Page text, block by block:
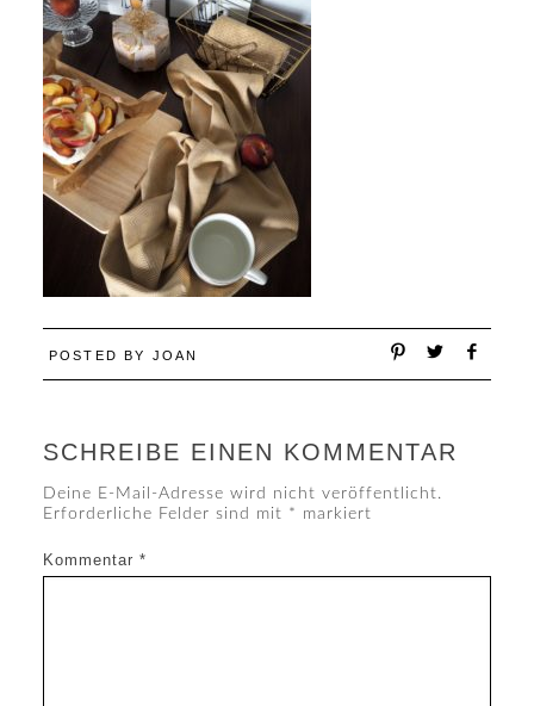
POSTED BY JOAN
SCHREIBE EINEN KOMMENTAR
Deine E-Mail-Adresse wird nicht veröffentlicht.
Erforderliche Felder sind mit * markiert
Kommentar *